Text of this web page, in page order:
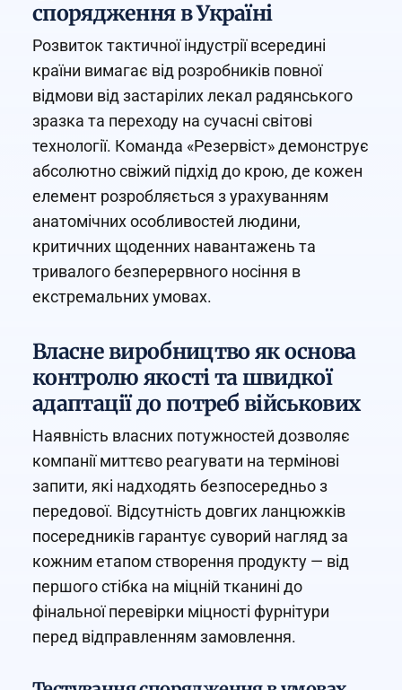
спорядження в Україні
Розвиток тактичної індустрії всередині
країни вимагає від розробників повної
відмови від застарілих лекал радянського
зразка та переходу на сучасні світові
технології. Команда «Резервіст» демонструє
абсолютно свіжий підхід до крою, де кожен
елемент розробляється з урахуванням
анатомічних особливостей людини,
критичних щоденних навантажень та
тривалого безперервного носіння в
екстремальних умовах.
Власне виробництво як основа
контролю якості та швидкої
адаптації до потреб військових
Наявність власних потужностей дозволяє
компанії миттєво реагувати на термінові
запити, які надходять безпосередньо з
передової. Відсутність довгих ланцюжків
посередників гарантує суворий нагляд за
кожним етапом створення продукту — від
першого стібка на міцній тканині до
фінальної перевірки міцності фурнітури
перед відправленням замовлення.